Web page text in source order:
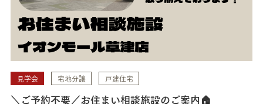
見学会 宅地分譲 戸建住宅
＼ご予約不要／お住まい相談施設のご案内🏠